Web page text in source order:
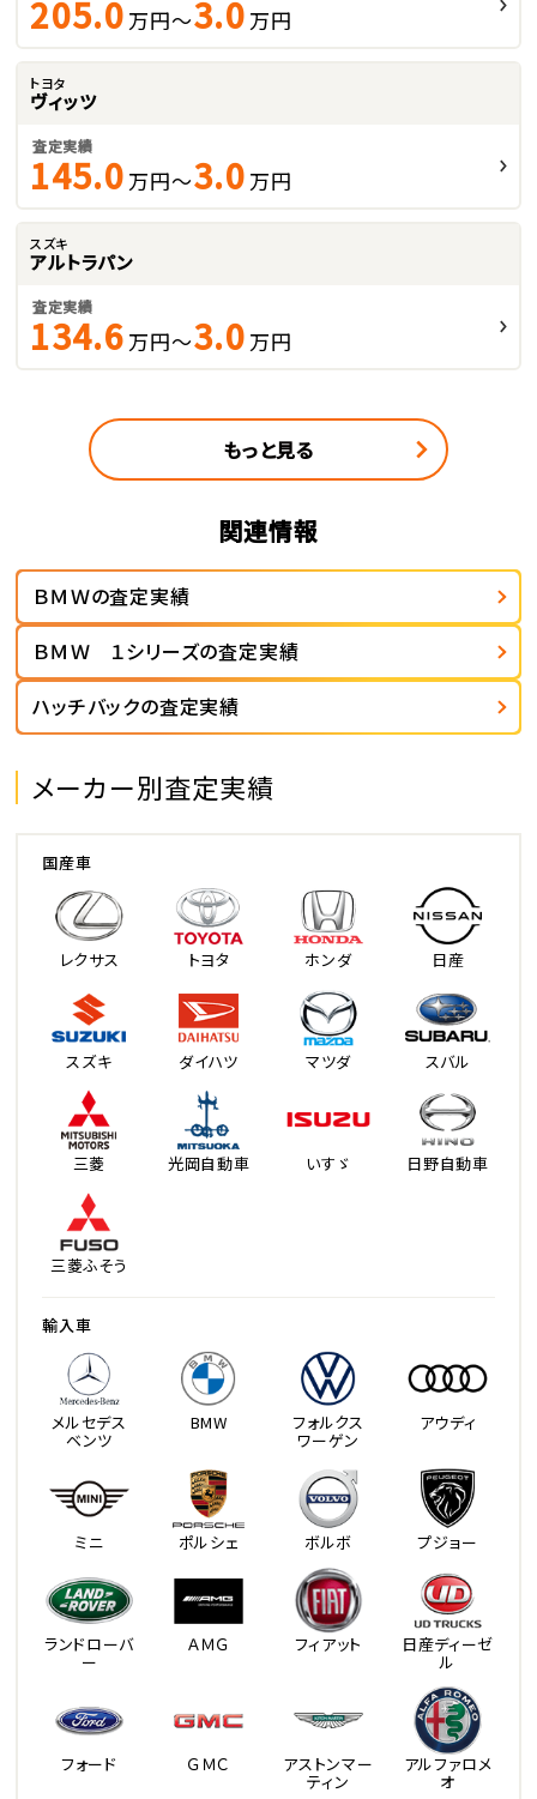
205.0 万円～3.0 万円
トヨタ
ヴィッツ
査定実績
145.0 万円～3.0 万円
スズキ
アルトラパン
査定実績
134.6 万円～3.0 万円
もっと見る
関連情報
ＢＭＷの査定実績
ＢＭＷ １シリーズの査定実績
ハッチバックの査定実績
メーカー別査定実績
国産車
レクサス トヨタ ホンダ 日産
スズキ ダイハツ マツダ スバル
三菱 光岡自動車 いすゞ 日野自動車
三菱ふそう
輸入車
メルセデス
ベンツ
BMW フォルクス
ワーゲン
アウディ
ミニ ポルシェ ボルボ プジョー
ランドローバ
ー
ＡＭＧ フィアット 日産ディーゼ
ル
フォード ＧＭＣ アストンマー
ティン
アルファロメ
オ